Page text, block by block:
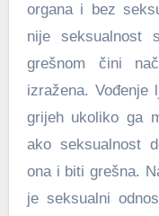
organa i bez
nije seksualnost
grešnom čini
izražena. Vođenje
grijeh ukoliko ga
ako seksualnost
ona i biti grešna.
je seksualni